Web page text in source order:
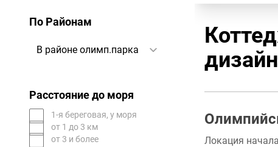
По Районам
Расстояние до моря
1-я береговая, у моря
от 1 до 3 км
от 3 и более
Локация